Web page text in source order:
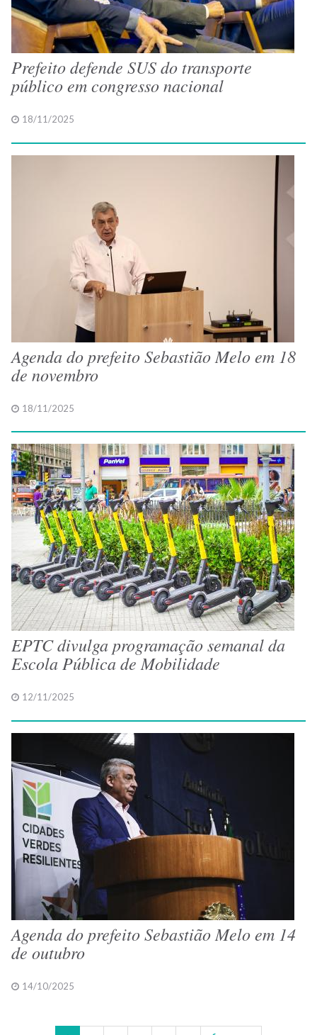
Prefeito defende SUS do transporte
público em congresso nacional
18/11/2025
Agenda do prefeito Sebastião Melo em 18
de novembro
18/11/2025
EPTC divulga programação semanal da
Escola Pública de Mobilidade
12/11/2025
Agenda do prefeito Sebastião Melo em 14
de outubro
14/10/2025